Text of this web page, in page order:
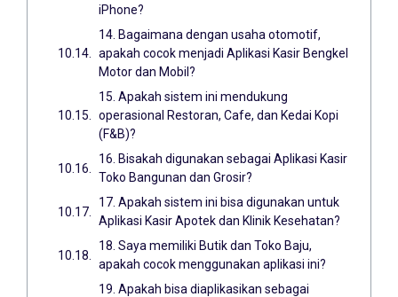
iPhone?
14. Bagaimana dengan usaha otomotif,
apakah cocok menjadi Aplikasi Kasir Bengkel
Motor dan Mobil?
15. Apakah sistem ini mendukung
operasional Restoran, Cafe, dan Kedai Kopi
(F&B)?
16. Bisakah digunakan sebagai Aplikasi Kasir
Toko Bangunan dan Grosir?
17. Apakah sistem ini bisa digunakan untuk
Aplikasi Kasir Apotek dan Klinik Kesehatan?
18. Saya memiliki Butik dan Toko Baju,
apakah cocok menggunakan aplikasi ini?
19. Apakah bisa diaplikasikan sebagai